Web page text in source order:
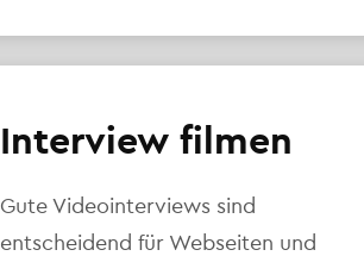
Interview filmen
Gute Videointerviews sind
entscheidend für Webseiten und